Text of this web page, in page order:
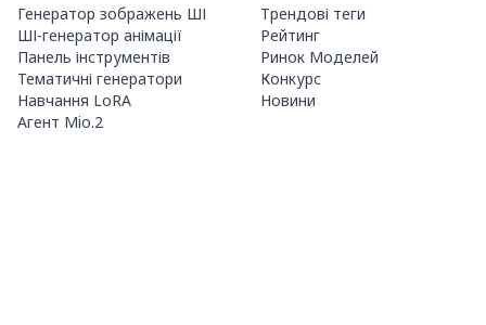
Генератор зображень ШІ
ШІ-генератор анімації
Панель інструментів
Тематичні генератори
Навчання LoRA
Агент Mio.2
Трендові теги
Рейтинг
Ринок Моделей
Конкурс
Новини